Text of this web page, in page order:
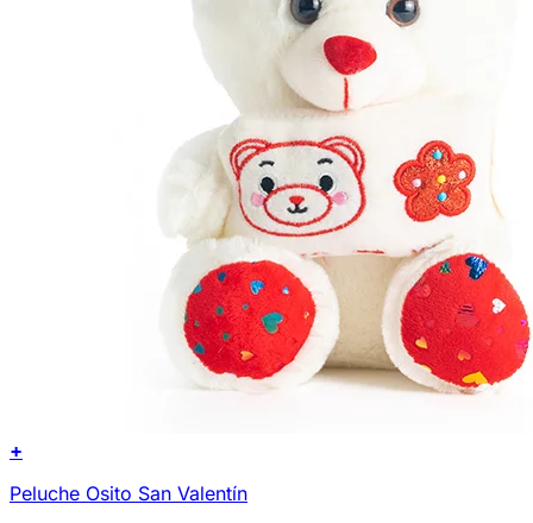
+
Peluche Osito San Valentín